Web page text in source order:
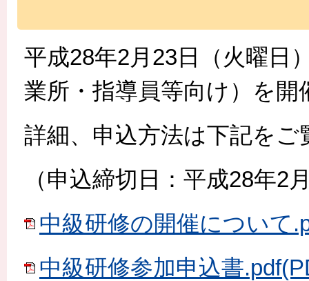
平成28年2月23日（火曜日
業所・指導員等向け）を開
詳細、申込方法は下記をご
（申込締切日：平成28年2
中級研修の開催について
中級研修参加申込書